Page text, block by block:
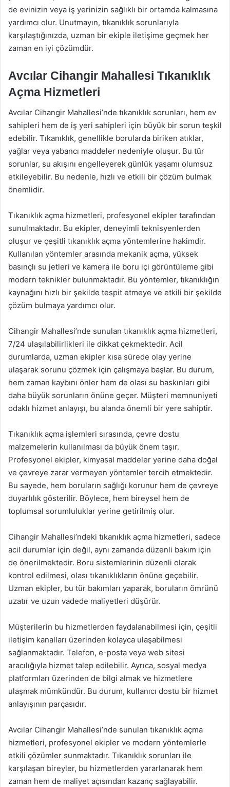
de evinizin veya iş yerinizin sağlıklı bir ortamda kalmasına
yardımcı olur. Unutmayın, tıkanıklık sorunlarıyla
karşılaştığınızda, uzman bir ekiple iletişime geçmek her
zaman en iyi çözümdür.
Avcılar Cihangir Mahallesi Tıkanıklık
Açma Hizmetleri
Avcılar Cihangir Mahallesi’nde tıkanıklık sorunları, hem ev
sahipleri hem de iş yeri sahipleri için büyük bir sorun teşkil
edebilir. Tıkanıklık, genellikle borularda biriken atıklar,
yağlar veya yabancı maddeler nedeniyle oluşur. Bu tür
sorunlar, su akışını engelleyerek günlük yaşamı olumsuz
etkileyebilir. Bu nedenle, hızlı ve etkili bir çözüm bulmak
önemlidir.
Tıkanıklık açma hizmetleri, profesyonel ekipler tarafından
sunulmaktadır. Bu ekipler, deneyimli teknisyenlerden
oluşur ve çeşitli tıkanıklık açma yöntemlerine hakimdir.
Kullanılan yöntemler arasında mekanik açma, yüksek
basınçlı su jetleri ve kamera ile boru içi görüntüleme gibi
modern teknikler bulunmaktadır. Bu yöntemler, tıkanıklığın
kaynağını hızlı bir şekilde tespit etmeye ve etkili bir şekilde
çözüm bulmaya yardımcı olur.
Cihangir Mahallesi’nde sunulan tıkanıklık açma hizmetleri,
7/24 ulaşılabilirlikleri ile dikkat çekmektedir. Acil
durumlarda, uzman ekipler kısa sürede olay yerine
ulaşarak sorunu çözmek için çalışmaya başlar. Bu durum,
hem zaman kaybını önler hem de olası su baskınları gibi
daha büyük sorunların önüne geçer. Müşteri memnuniyeti
odaklı hizmet anlayışı, bu alanda önemli bir yere sahiptir.
Tıkanıklık açma işlemleri sırasında, çevre dostu
malzemelerin kullanılması da büyük önem taşır.
Profesyonel ekipler, kimyasal maddeler yerine daha doğal
ve çevreye zarar vermeyen yöntemler tercih etmektedir.
Bu sayede, hem boruların sağlığı korunur hem de çevreye
duyarlılık gösterilir. Böylece, hem bireysel hem de
toplumsal sorumluluklar yerine getirilmiş olur.
Cihangir Mahallesi’ndeki tıkanıklık açma hizmetleri, sadece
acil durumlar için değil, aynı zamanda düzenli bakım için
de önerilmektedir. Boru sistemlerinin düzenli olarak
kontrol edilmesi, olası tıkanıklıkların önüne geçebilir.
Uzman ekipler, bu tür bakımları yaparak, boruların ömrünü
uzatır ve uzun vadede maliyetleri düşürür.
Müşterilerin bu hizmetlerden faydalanabilmesi için, çeşitli
iletişim kanalları üzerinden kolayca ulaşabilmesi
sağlanmaktadır. Telefon, e-posta veya web sitesi
aracılığıyla hizmet talep edilebilir. Ayrıca, sosyal medya
platformları üzerinden de bilgi almak ve hizmetlere
ulaşmak mümkündür. Bu durum, kullanıcı dostu bir hizmet
anlayışının parçasıdır.
Avcılar Cihangir Mahallesi’nde sunulan tıkanıklık açma
hizmetleri, profesyonel ekipler ve modern yöntemlerle
etkili çözümler sunmaktadır. Tıkanıklık sorunları ile
karşılaşan bireyler, bu hizmetlerden yararlanarak hem
zaman hem de maliyet açısından kazanç sağlayabilir.